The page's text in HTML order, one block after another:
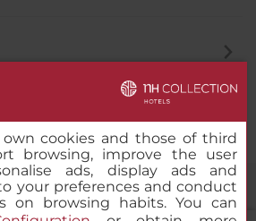
cookies and those of third
browsing, improve the user
ads, display ads and
your preferences and conduct
on browsing habits. You can